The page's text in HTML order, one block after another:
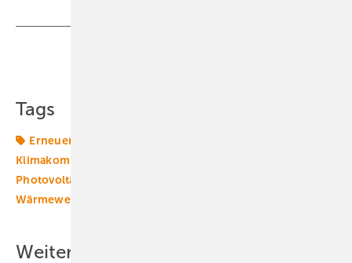
Tags
Erneuerbare in Kommunen
Klimakommune
Photovoltaik
Wärmewende
Weitere Inhalte